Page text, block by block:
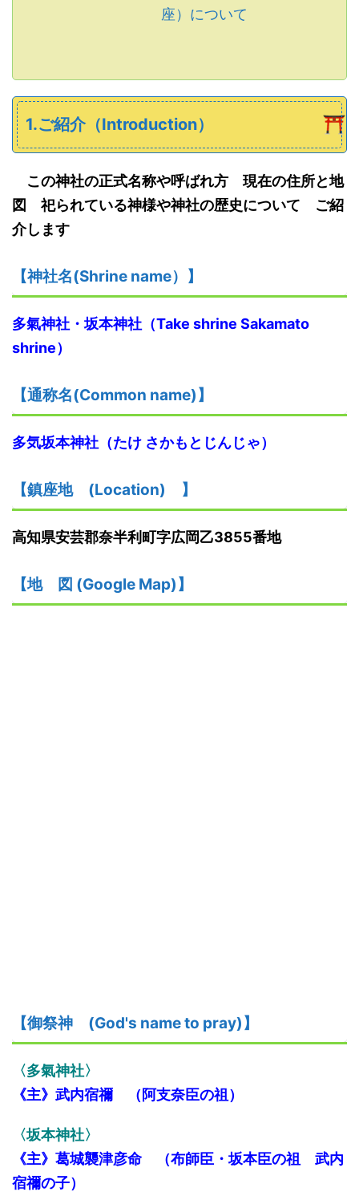
座）について
1.ご紹介（Introduction）
この神社の正式名称や呼ばれ方 現在の住所と地
図 祀られている神様や神社の歴史について ご紹
介します
【神社名(Shrine name） 】
多氣神社・坂本神社（Take shrine Sakamato
shrine）
【通称名(Common name) 】
多気坂本神社 （たけ さかもとじんじゃ）
【鎮座地 (Location) 】
高知県安芸郡奈半利町字広岡乙3855番地
【地 図 (Google Map) 】
【御祭神 (God's name to pray)】
〈多氣神社〉
《主》武内宿禰 （阿支奈臣の祖）
〈坂本神社〉
《主》葛城襲津彦命 （布師臣・坂本臣の祖
武内
宿禰の子）